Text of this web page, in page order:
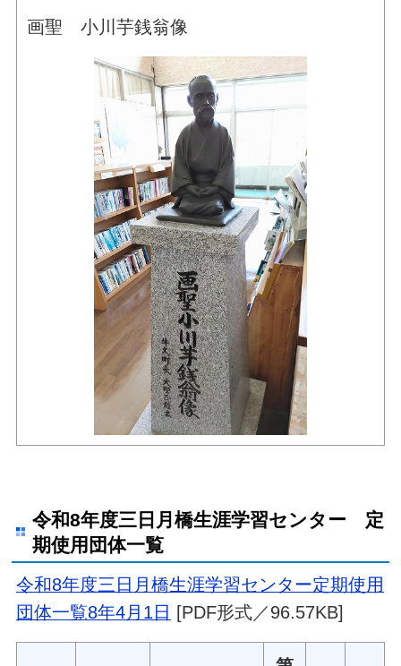
画聖 小川芋銭翁像
令和8年度三日月橋生涯学習センター 定
期使用団体一覧
令和8年度三日月橋生涯学習センター定期使用
団体一覧8年4月1日
[PDF形式／96.57KB]